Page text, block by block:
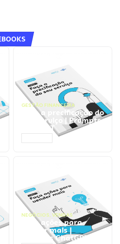
GESTÃO FINANCEIRA
Faça a precificação do
seu serviço | Prompts
ChatGPT
NEGÓCIOS, VENDAS
Faça ações para
vender mais |
Prompts ChatGPT